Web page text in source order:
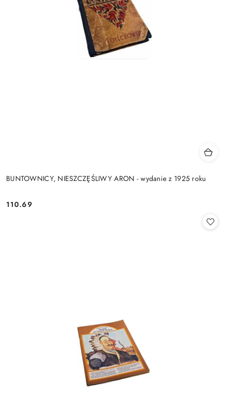
BUNTOWNICY, NIESZCZĘŚLIWY ARON - wydanie z 1925 roku
Cena:
110.69